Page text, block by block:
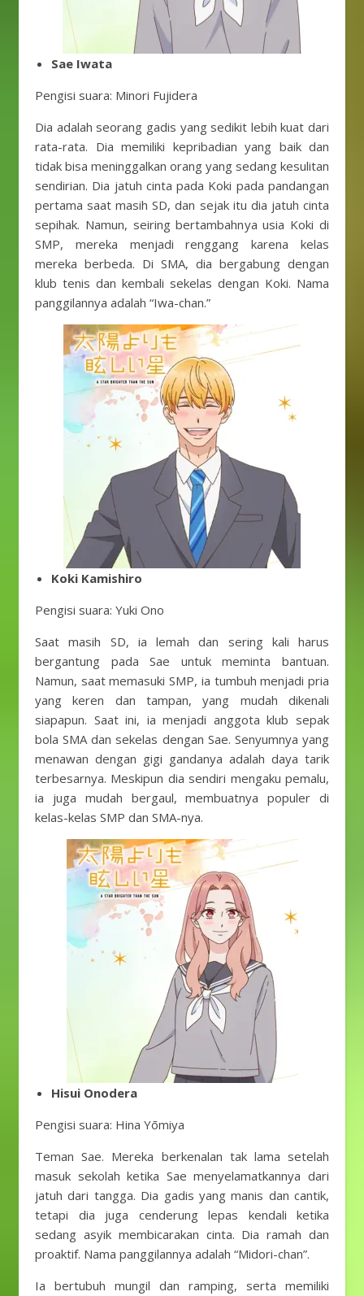
Sae Iwata
Pengisi suara: Minori Fujidera
Dia adalah seorang gadis yang sedikit lebih kuat dari
rata-rata. Dia memiliki kepribadian yang baik dan
tidak bisa meninggalkan orang yang sedang kesulitan
sendirian. Dia jatuh cinta pada Koki pada pandangan
pertama saat masih SD, dan sejak itu dia jatuh cinta
sepihak. Namun, seiring bertambahnya usia Koki di
SMP, mereka menjadi renggang karena kelas
mereka berbeda. Di SMA, dia bergabung dengan
klub tenis dan kembali sekelas dengan Koki. Nama
panggilannya adalah “Iwa-chan.”
Koki Kamishiro
Pengisi suara: Yuki Ono
Saat masih SD, ia lemah dan sering kali harus
bergantung pada Sae untuk meminta bantuan.
Namun, saat memasuki SMP, ia tumbuh menjadi pria
yang keren dan tampan, yang mudah dikenali
siapapun. Saat ini, ia menjadi anggota klub sepak
bola SMA dan sekelas dengan Sae. Senyumnya yang
menawan dengan gigi gandanya adalah daya tarik
terbesarnya. Meskipun dia sendiri mengaku pemalu,
ia juga mudah bergaul, membuatnya populer di
kelas-kelas SMP dan SMA-nya.
Hisui Onodera
Pengisi suara: Hina Yōmiya
Teman Sae. Mereka berkenalan tak lama setelah
masuk sekolah ketika Sae menyelamatkannya dari
jatuh dari tangga. Dia gadis yang manis dan cantik,
tetapi dia juga cenderung lepas kendali ketika
sedang asyik membicarakan cinta. Dia ramah dan
proaktif. Nama panggilannya adalah “Midori-chan”.
Ia bertubuh mungil dan ramping, serta memiliki